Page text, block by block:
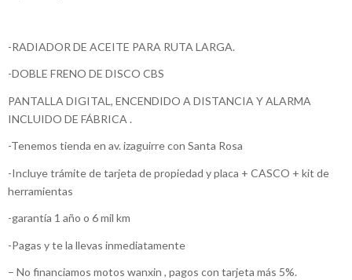
-RADIADOR DE ACEITE PARA RUTA LARGA.
-DOBLE FRENO DE DISCO CBS
PANTALLA DIGITAL, ENCENDIDO A DISTANCIA Y ALARMA
INCLUIDO DE FÁBRICA .
-Tenemos tienda en av. izaguirre con Santa Rosa
-Incluye trámite de tarjeta de propiedad y placa + CASCO + kit de
herramientas
-garantía 1 año o 6 mil km
-Pagas y te la llevas inmediatamente
– No financiamos motos wanxin , pagos con tarjeta más 5%.